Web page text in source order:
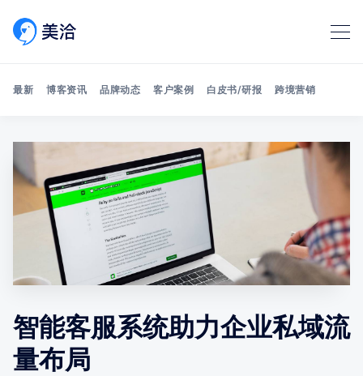
Search 美洽博客
最新 博客资讯 品牌动态 客户案例 白皮书/研报 跨境营销
智能客服系统助力企业私域流
量布局